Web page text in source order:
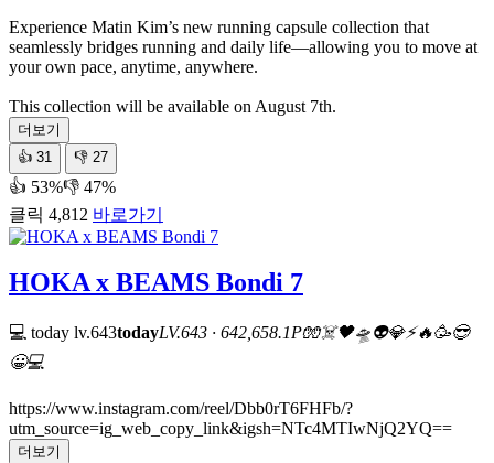
Experience Matin Kim’s new running capsule collection that
seamlessly bridges running and daily life—allowing you to move at
your own pace, anytime, anywhere.
This collection will be available on August 7th.
더보기
👍 31 👎 27
👍 53%👎 47%
클릭 4,812 바로가기
HOKA x BEAMS Bondi 7
💻 today lv.643todayLV.643 · 642,658.1P🧤☠️🖤🛸👽💎⚡🔥🥳😎
😀💻
https://www.instagram.com/reel/Dbb0rT6FHFb/?
utm_source=ig_web_copy_link&igsh=NTc4MTIwNjQ2YQ==
더보기